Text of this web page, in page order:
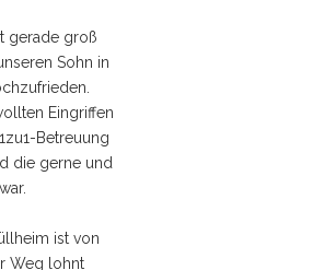
gerade groß
Sohn in
Eingriffen
Betreuung
die gerne und
ist von
Weg lohnt